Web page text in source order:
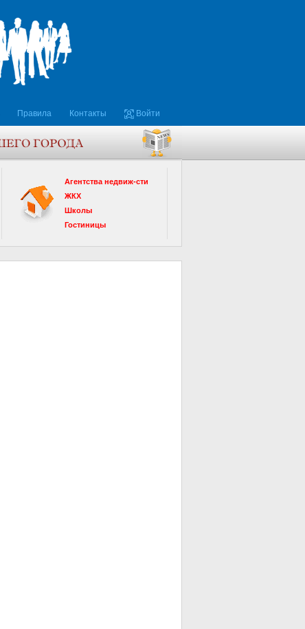
Правила Контакты Войти
Агентства недвиж-сти
ЖКХ
Школы
Гостиницы